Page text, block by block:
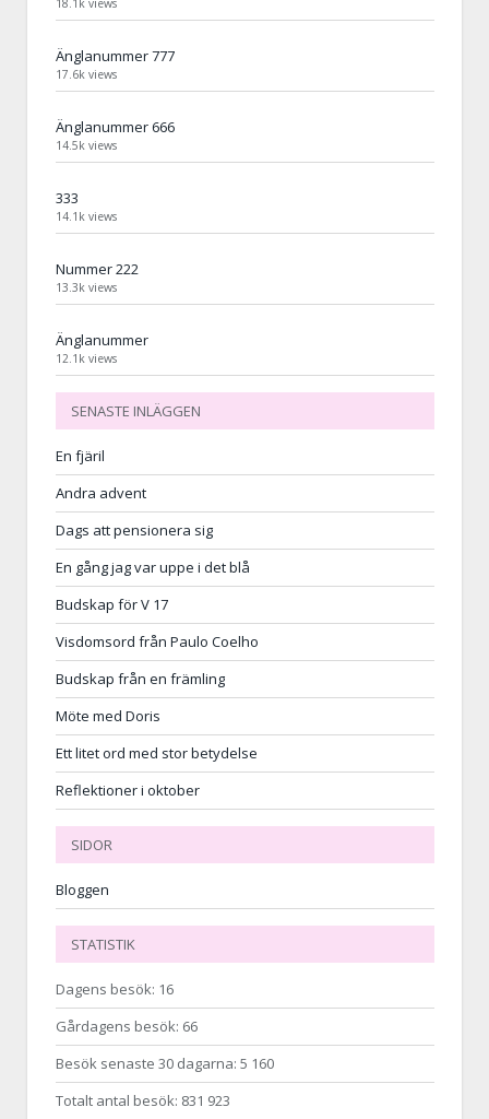
18.1k views
Änglanummer 777
17.6k views
Änglanummer 666
14.5k views
333
14.1k views
Nummer 222
13.3k views
Änglanummer
12.1k views
SENASTE INLÄGGEN
En fjäril
Andra advent
Dags att pensionera sig
En gång jag var uppe i det blå
Budskap för V 17
Visdomsord från Paulo Coelho
Budskap från en främling
Möte med Doris
Ett litet ord med stor betydelse
Reflektioner i oktober
SIDOR
Bloggen
STATISTIK
Dagens besök: 16
Gårdagens besök: 66
Besök senaste 30 dagarna: 5 160
Totalt antal besök: 831 923